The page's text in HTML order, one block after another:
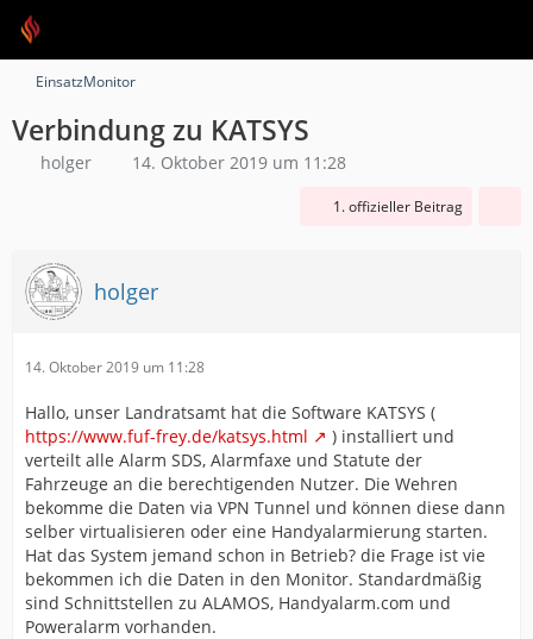
EinsatzMonitor
Verbindung zu KATSYS
holger 14. Oktober 2019 um 11:28
1. offizieller Beitrag
holger
14. Oktober 2019 um 11:28
Hallo, unser Landratsamt hat die Software KATSYS (
https://www.fuf-frey.de/katsys.html
) installiert und
verteilt alle Alarm SDS, Alarmfaxe und Statute der
Fahrzeuge an die berechtigenden Nutzer. Die Wehren
bekomme die Daten via VPN Tunnel und können diese dann
selber virtualisieren oder eine Handyalarmierung starten.
Hat das System jemand schon in Betrieb? die Frage ist vie
bekommen ich die Daten in den Monitor. Standardmäßig
sind Schnittstellen zu ALAMOS, Handyalarm.com und
Poweralarm vorhanden.